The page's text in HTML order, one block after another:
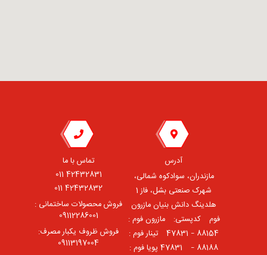
آدرس
مازندران، سوادکوه شمالی،
شهرک صنعتی بشل، فاز 1
هلدینگ دانش بنیان مازرون
فوم ⠀کدپستی: ⠀مازرون فوم :
88154 – 47831 ⠀تینار فوم :
88188 – 47831⠀ پویا فوم :
تماس با ما
42432831 011
42432832 011
فروش محصولات ساختمانی :
09112286001
فروش ظروف یکبار مصرف:
09113197004